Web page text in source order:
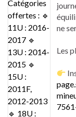
ne
Les